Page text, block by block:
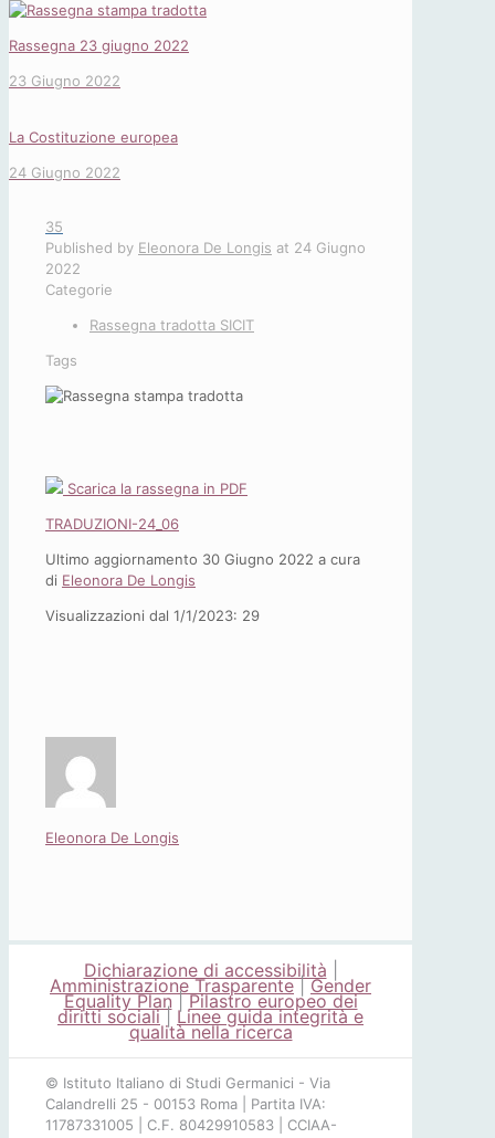
Rassegna 23 giugno 2022
23 Giugno 2022
La Costituzione europea
24 Giugno 2022
35
Published by Eleonora De Longis at 24 Giugno
2022
Categorie
Rassegna tradotta SICIT
Tags
Scarica la rassegna in PDF
TRADUZIONI-24_06
Ultimo aggiornamento 30 Giugno 2022 a cura
di Eleonora De Longis
Visualizzazioni dal 1/1/2023: 29
Eleonora De Longis
Dichiarazione di accessibilità
Amministrazione Trasparente|Gender
Equality Plan|Pilastro europeo dei
diritti sociali| Linee guida integrità e
qualità nella ricerca
© Istituto Italiano di Studi Germanici - Via
Calandrelli 25 - 00153 Roma | Partita IVA:
11787331005 | C.F. 80429910583 | CCIAA-